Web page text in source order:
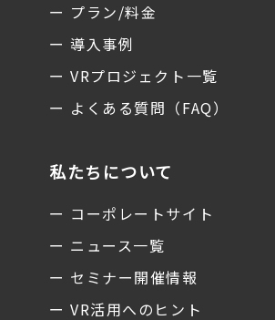
ー プラン/料金
ー 導入事例
ー VRプロジェクト一覧
ー よくある質問（FAQ）
私たちについて
ー コーポレートサイト
ー ニュース一覧
ー セミナー開催情報
ー VR活用へのヒント